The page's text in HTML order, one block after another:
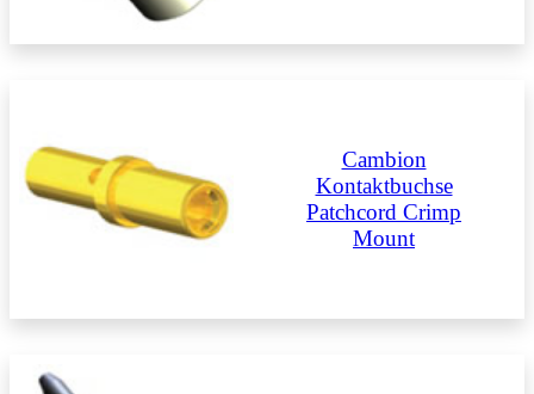
Cambion
Kontaktbuchse
Patchcord Crimp
Mount